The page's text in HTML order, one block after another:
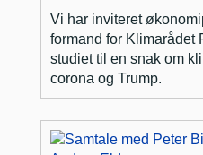
Vi har inviteret
formand for Klimarådet
studiet til en snak om
corona og Trump.